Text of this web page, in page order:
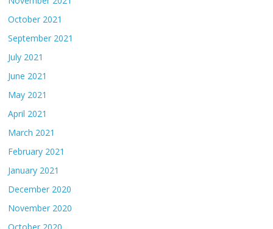
October 2021
September 2021
July 2021
June 2021
May 2021
April 2021
March 2021
February 2021
January 2021
December 2020
November 2020